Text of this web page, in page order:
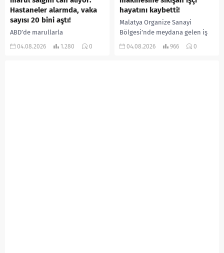
Hastaneler alarmda, vaka
sayısı 20 bini aştı!
ABD’de marullarla
ilişkilendirilen siklospora
04.08.2026 1.280 0
hayatını kaybetti!
Malatya Organize Sanayi
Bölgesi’nde meydana gelen iş
kazasında, pres makinesine
04.08.2026 966 0